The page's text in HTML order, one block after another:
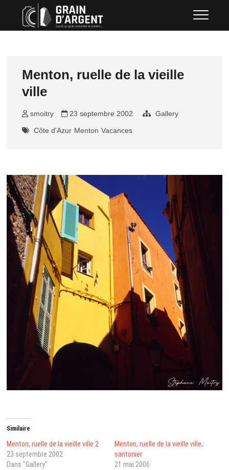
content
QUAND UN GRAIN RENCONTRE LA
Menton, ruelle de la vieille
ville
smoitry 23 septembre 2002 Gallery
Côte d'Azur Menton Vacances
Similaire
Menton, ruelle de la vieille ville 2
23 septembre 2002
Dans "Gallery"
Menton, ruelle de la vieille ville,
santonier
21 mai 2006